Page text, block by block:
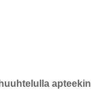
apteekin